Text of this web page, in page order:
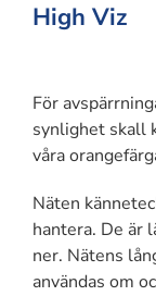
High Viz
För
synlighet skall
våra
Näten
hantera. De är
ner. Nätens
användas om